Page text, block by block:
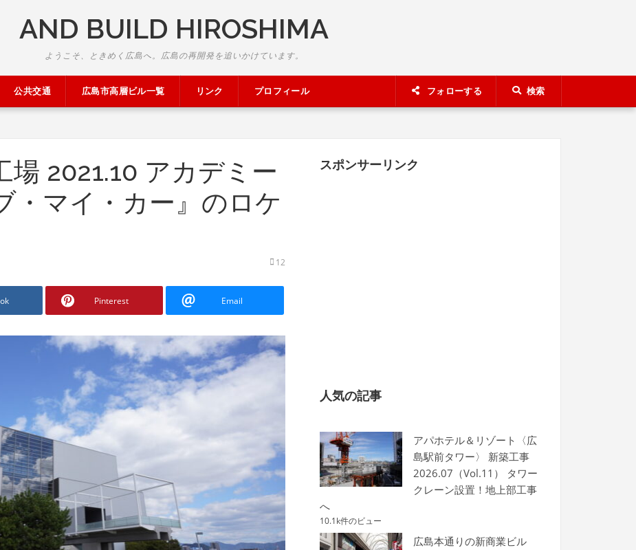
AND BUILD HIROSHIMA
ようこそ、ときめく広島へ。広島の再開発を追いかけています。
公共交通 広島市高層ビル一覧 リンク プロフィール フォローする 検索
場 2021.10 アカデミー
・マイ・カー』のロケ
12
Pinterest Email
スポンサーリンク
人気の記事
アパホテル＆リゾート〈広
島駅前タワー〉 新築工事
2026.07（Vol.11） タワー
クレーン設置！地上部工事
へ
10.1k件のビュー
広島本通りの新商業ビル